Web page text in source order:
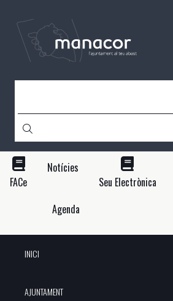
contingut
FACe
Notícies
Seu Electrònica
Agenda
INICI
AJUNTAMENT